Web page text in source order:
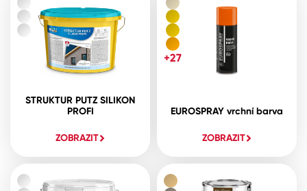
STRUKTUR PUTZ SILIKON
PROFI
ZOBRAZIT
EUROSPRAY vrchní barva
ZOBRAZIT
+27